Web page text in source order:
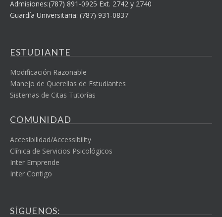
Admisiones:(787) 891-0925 Ext. 2742 y 2740
Guardía Universitaria: (787) 931-0837
ESTUDIANTE
Modificación Razonable
Manejo de Querellas de Estudiantes
Sistemas de Citas Tutorías
COMUNIDAD
Accesibilidad/Accessibility
Clínica de Servicios Psicológicos
Inter Emprende
Inter Contigo
SÍGUENOS: